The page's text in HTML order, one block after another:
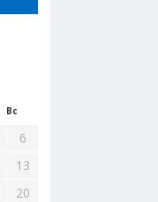
Вс
6
13
20